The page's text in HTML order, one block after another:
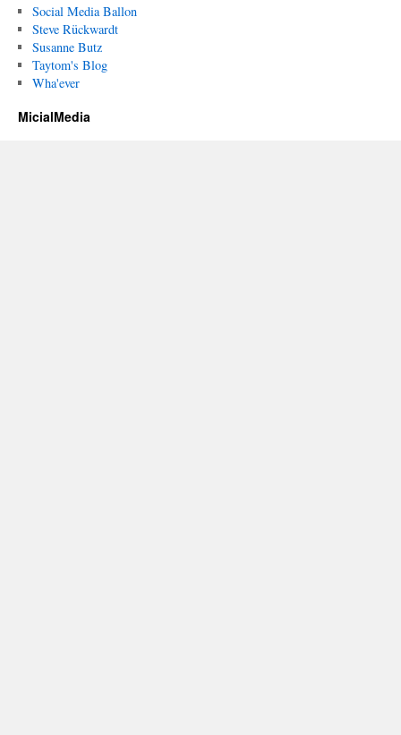
Social Media Ballon
Steve Rückwardt
Susanne Butz
Taytom's Blog
Wha'ever
MicialMedia